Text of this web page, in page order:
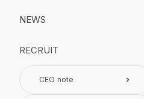
NEWS
RECRUIT
CEO note keyboard_arrow_right